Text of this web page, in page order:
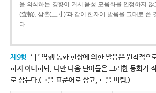
을 의식하는 경향이 커서 음성 모음화를 인정하지 않
(査頓), 삼촌(三寸)’과 같이 한자어 발음을 그대로 쓴
다.
제9항 ‘ㅣ’ 역행 동화 현상에 의한 발음은 원칙적으
하지 아니하되, 다만 다음 단어들은 그러한 동화가
로 삼는다.(ㄱ을 표준어로 삼고, ㄴ을 버림.)